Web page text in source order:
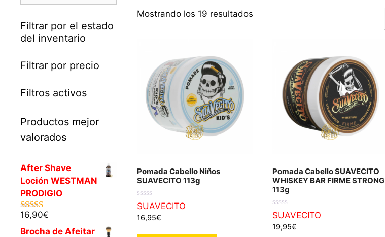
Mostrando los 19 resultadosOrdenado
Pomada Cabello Niños
SUAVECITO 113g
0
d
e
SUAVECITO
16,95€
Pomada Cabello SUAVECITO
WHISKEY BAR FIRME STRONG
113g
0
d
e
SUAVECITO
19,95€
Filtrar por el estado
del inventario
Filtrar por precio
Filtros activos
Productos mejor
valorados
After Shave
Loción WESTMAN
PRODIGIO
5.00de 5
16,90€
Brocha de Afeitar